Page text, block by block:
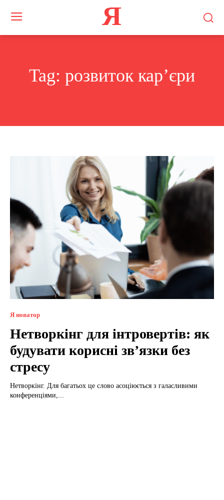
Я
Tag: розвиток кар’єри
Я новатор
Нетворкінг для інтровертів: як
будувати корисні зв’язки без
стресу
Нетворкінг. Для багатьох це слово асоціюється з галасливими
конференціями,...